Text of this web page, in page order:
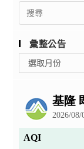
Search
for:
彙整公告
整
選取月份